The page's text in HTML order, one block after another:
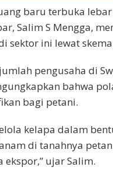
baru terbuka
Salim S Mengga,
sektor ini lewat
pengusaha di
bahwa
bagi petani.
kelapa dalam
di tanahnya
ujar Salim.